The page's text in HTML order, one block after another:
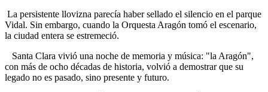
La persistente llovizna parecía haber sellado el silencio en el parque
Vidal. Sin embargo, cuando la Orquesta Aragón tomó el escenario,
la ciudad entera se estremeció.
Santa Clara vivió una noche de memoria y música: "la Aragón",
con más de ocho décadas de historia, volvió a demostrar que su
legado no es pasado, sino presente y futuro.